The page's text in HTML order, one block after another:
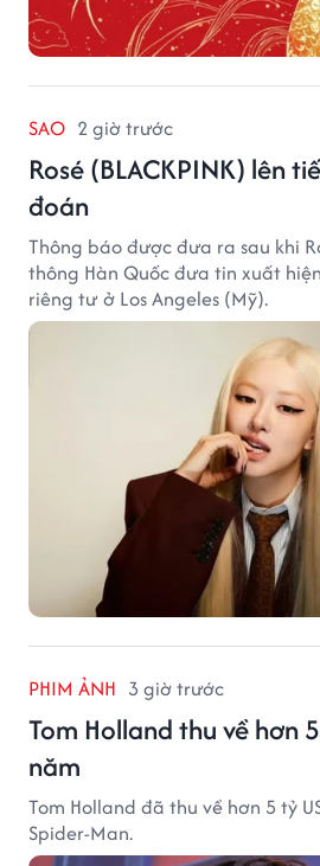
SAO 2 giờ trước
Rosé (BLACKPINK) lên
đoán
Thông báo được đưa ra sau khi
thông Hàn Quốc đưa tin xuất
riêng tư ở Los Angeles (Mỹ).
PHIM ẢNH 3 giờ trước
Tom Holland thu về hơn
năm
Tom Holland đã thu về hơn 5 tỷ
Spider-Man.